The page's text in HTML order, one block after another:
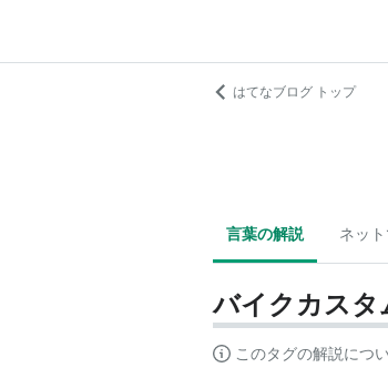
はてなブログ トップ
言葉の解説 ネッ
バイクカスタ
このタグの解説につ